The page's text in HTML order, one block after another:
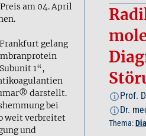
am 04. April
gelang
1“,
darstellt.
bei
weit verbreitet
und
i Prof.
i Dr.
Thema: